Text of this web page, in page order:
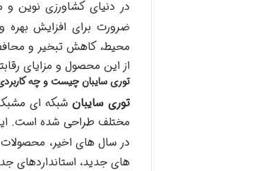
در دنیای کشاورزی نوین
ضرورت برای افزایش
محیط، کاهش تبخیر و
از این محصول و مزایای
توری سایبان چیست و چه
توری سایبان
مختلف طراحی شده است. این
در سال های اخیر،
های جدید، استانداردهای